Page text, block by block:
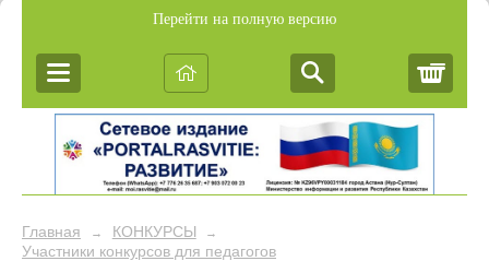
Перейти на полную версию
Главная → КОНКУРСЫ →
Участники конкурсов для педагогов